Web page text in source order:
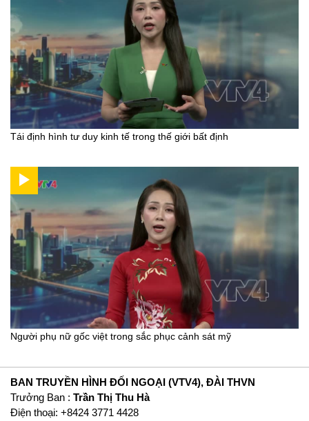
Tái định hình tư duy kinh tế trong thế giới bất định
Người phụ nữ gốc việt trong sắc phục cảnh sát mỹ
BAN TRUYỀN HÌNH ĐỐI NGOẠI (VTV4), ĐÀI THVN
Trưởng Ban : Trần Thị Thu Hà
Ðiện thoại: +8424 3771 4428